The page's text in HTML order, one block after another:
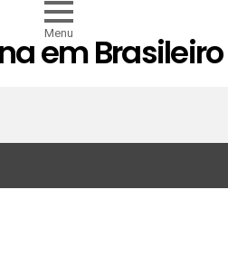
Menu
em Brasileiro